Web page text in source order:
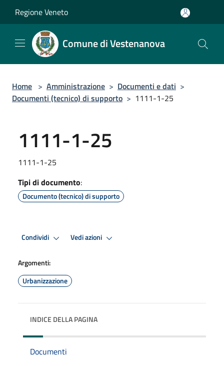
Regione Veneto
Comune di Vestenanova
Home > Amministrazione > Documenti e dati >
Documenti (tecnico) di supporto > 1111-1-25
1111-1-25
1111-1-25
Tipi di documento:
Documento (tecnico) di supporto
Condividi Vedi azioni
Argomenti:
Urbanizzazione
INDICE DELLA PAGINA
Documenti